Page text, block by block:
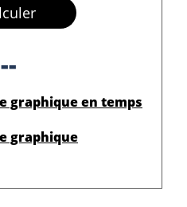
--
graphique en temps
graphique